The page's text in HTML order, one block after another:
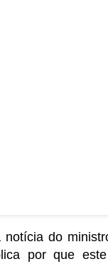
notícia do
por que